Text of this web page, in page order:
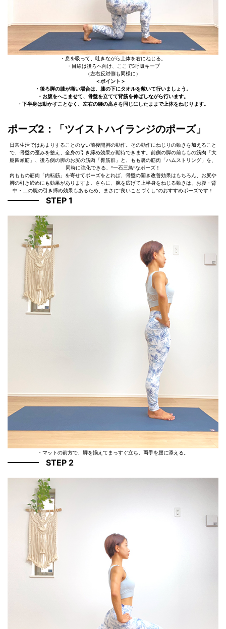
・息を吸って、吐きながら上体を右にねじる。
・目線は後ろへ向け、ここで5呼吸キープ
（左右反対側も同様に）
＜ポイント＞
・後ろ脚の膝が痛い場合は、膝の下にタオルを敷いて行いましょう。
・お腹をへこませて、骨盤を立てて背筋を伸ばしながら行います。
・下半身は動かすことなく、左右の腰の高さを同じにしたままで上体をねじります。
ポーズ2：「ツイストハイランジのポーズ」
日常生活ではあまりすることのない前後開脚の動作。その動作にねじりの動きを加えること
で、骨盤の歪みを整え、全身の引き締め効果が期待できます。前側の脚の前ももの筋肉「大
腿四頭筋」、後ろ側の脚のお尻の筋肉「臀筋群」と、もも裏の筋肉「ハムストリング」を、
同時に強化できる、“一石三鳥”なポーズ！
内ももの筋肉「内転筋」を寄せてポーズをとれば、骨盤の開き改善効果はもちろん、お尻や
脚の引き締めにも効果がありますよ。さらに、腕を広げて上半身をねじる動きは、お腹・背
中・二の腕の引き締め効果もあるため、まさに“良いことづくし”のおすすめポーズです！
STEP 1
・マットの前方で、脚を揃えてまっすぐ立ち、両手を腰に添える。
STEP 2